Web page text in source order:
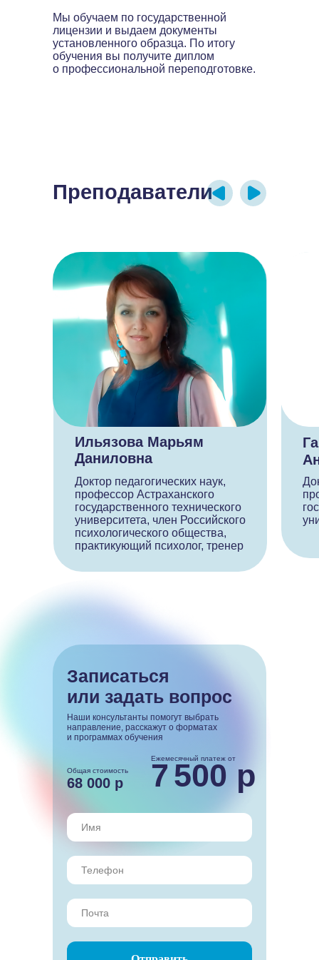
Мы обучаем по государственной
лицензии и выдаем документы
установленного образца. По итогу
обучения вы получите диплом
о профессиональной переподготовке.
Преподаватели
Ильязова Марьям
Даниловна
Доктор педагогических наук,
профессор Астраханского
государственного технического
университета, член Российского
психологического общества,
практикующий психолог, тренер
Записаться
или задать вопрос
Наши консультанты помогут выбрать
направление, расскажут о форматах
и программах обучения
68 000 р
Общая стоимость 500 р
Ежемесячный платеж от
7